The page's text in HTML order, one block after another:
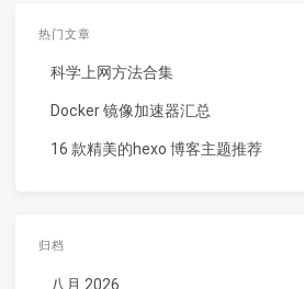
热门文章
科学上网方法合集
Docker 镜像加速器汇总
16 款精美的hexo 博客主题推荐
归档
八月 2026